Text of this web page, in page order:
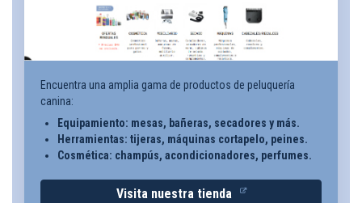
Encuentra una amplia gama de productos de peluquería
canina:
Equipamiento: mesas, bañeras, secadores y más.
Herramientas: tijeras, máquinas cortapelo, peines.
Cosmética: champús, acondicionadores, perfumes.
Visita nuestra tienda